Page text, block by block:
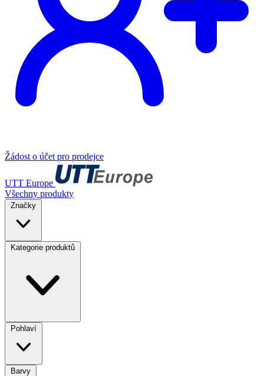
Žádost o účet pro prodejce
UTT Europe
Všechny produkty
Značky
Kategorie produktů
Pohlaví
Barvy